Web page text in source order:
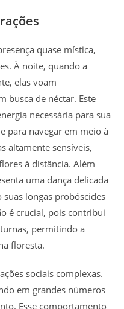
quase mística,
À noite, quando a
elas voam
busca de néctar. Este
necessária para sua
para navegar em meio à
altamente sensíveis,
à distância. Além
uma dança delicada
longas probóscides
é crucial, pois contribui
permitindo a
floresta.
sociais complexas.
em grandes números
Esse comportamento